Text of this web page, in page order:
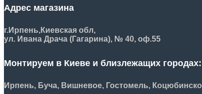
Адрес магазина
г.Ирпень,Киевская обл,
ул. Ивана Драча (Гагарина), № 40, оф.55
Монтируем в Киеве и близлежащих городах:
Ирпень, Буча, Вишневое, Гостомель,